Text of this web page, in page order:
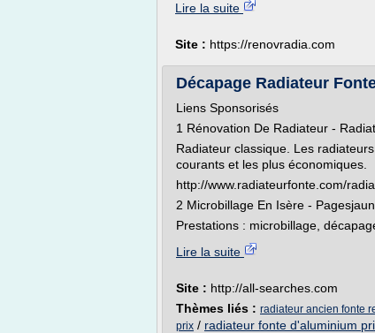
Lire la suite
Site : https://renovradia.com
Décapage Radiateur
Liens Sponsorisés
1 Rénovation De Radiateur -
Radiateur classique. Les
courants et les plus économiques.
http://www.radiateurfonte.com/
2 Microbillage En Isère -
Prestations : microbillage,
Lire la suite
Site : http://all-searches.com
Thèmes liés : radiateur ancien fonte
prix / radiateur fonte d'aluminium